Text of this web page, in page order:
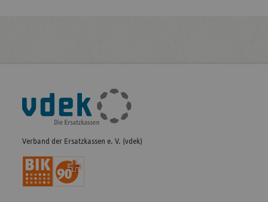
Fußleisten-
Navigation
Verband der Ersatzkassen e. V. (vdek)